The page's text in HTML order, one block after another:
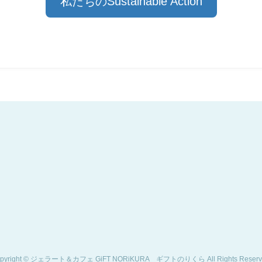
© ジェラート＆カフェ GiFT NORiKURA ギフトのりくら All Rights